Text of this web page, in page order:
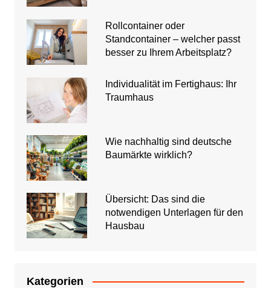
Rollcontainer oder
Standcontainer – welcher passt
besser zu Ihrem Arbeitsplatz?
Individualität im Fertighaus: Ihr
Traumhaus
Wie nachhaltig sind deutsche
Baumärkte wirklich?
Übersicht: Das sind die
notwendigen Unterlagen für den
Hausbau
Kategorien